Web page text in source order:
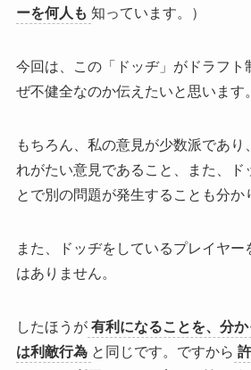
ーを何人も 知っています。）
今回は、この「ドッヂ」がドラフト
ぜ不健全なのか伝えたいと思います。
もちろん、私の意見が少数派であり
れがたい意見であること、また、ド
とで別の問題が発生することも分か
また、
ドッヂをしているプレイヤ
はありません。
したほうが 有利になることを、分
は利敵行為 と同じです。ですから